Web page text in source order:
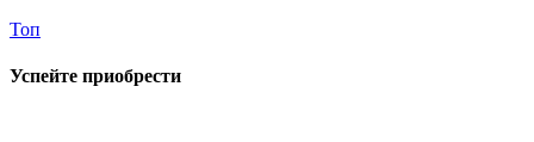
Топ
Успейте приобрести